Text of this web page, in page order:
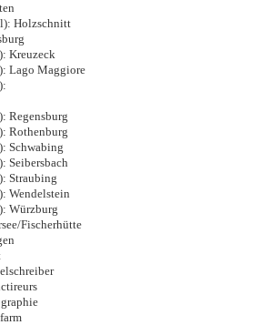
Holzschnitt
Kreuzeck
Lago Maggiore
Regensburg
Rothenburg
Schwabing
Seibersbach
Straubing
Wendelstein
Würzburg
Fischerhütte